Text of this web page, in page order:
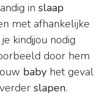
in slaap
met afhankelijke
kindjjou nodig
door hem
baby het geval
slapen.